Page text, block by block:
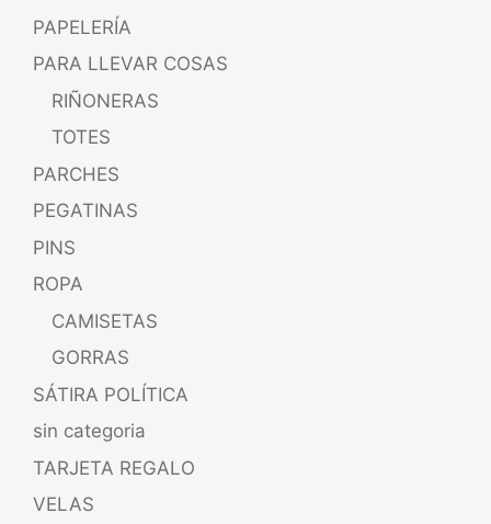
PAPELERÍA
PARA LLEVAR COSAS
RIÑONERAS
TOTES
PARCHES
PEGATINAS
PINS
ROPA
CAMISETAS
GORRAS
SÁTIRA POLÍTICA
sin categoria
TARJETA REGALO
VELAS